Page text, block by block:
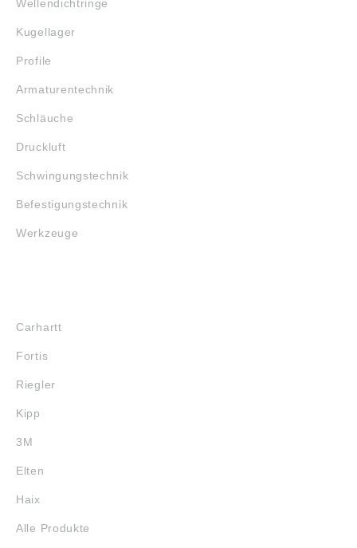
Wellendichtringe
Kugellager
Profile
Armaturentechnik
Schläuche
Druckluft
Schwingungstechnik
Befestigungstechnik
Werkzeuge
Carhartt
Fortis
Riegler
Kipp
3M
Elten
Haix
Alle Produkte